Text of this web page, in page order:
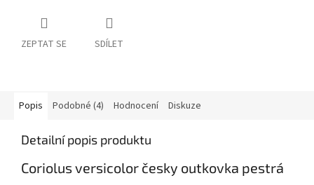
ZEPTAT SE SDÍLET
Popis Podobné (4) Hodnocení Diskuze
Detailní popis produktu
Coriolus versicolor česky outkovka pestrá